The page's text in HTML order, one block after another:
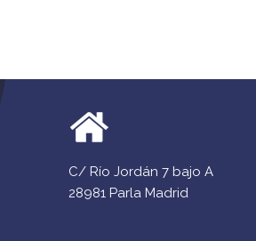
C/ Río Jordán 7 bajo A
28981 Parla Madrid